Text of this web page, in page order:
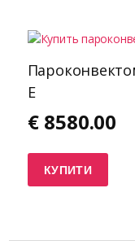
E
€ 8580.00
КУПИТИ